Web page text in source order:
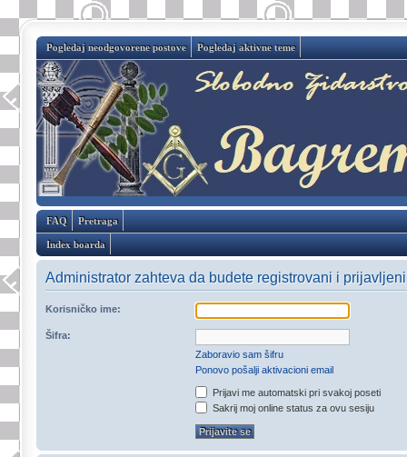
Pogledaj neodgovorene postove Pogledaj aktivne teme
FAQ Pretraga
Index boarda
Administrator zahteva da budete registrovani i
Korisničko ime:
Šifra:
Zaboravio sam šifru
Ponovo pošalji aktivacioni email
Prijavi me automatski pri svakoj poseti
Sakrij moj online status za ovu sesiju